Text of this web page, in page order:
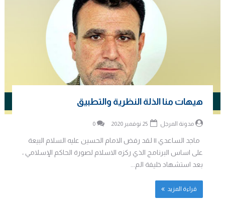
هيهات منا الذلة النظرية والتطبيق
مدونة المرجل 0
ماجد الساعدي || لقد رفض الامام الحسين عليه السلام البيعة
على اساس البرنامج الذي ركزه الاسلام لصورة الحاكم الإسلامي ،
بعد استشهاد خليفة الم...
قراءة المزيد